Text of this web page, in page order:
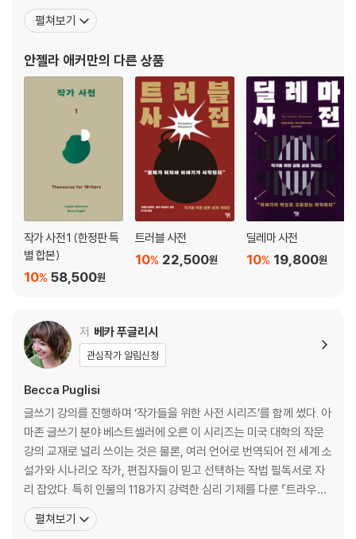
병/최면/추위/취함/치명적 위기/탈수/탈진/트라우마/호르몬 불균형/흥
부록
사전』과 흔한 배경부터 세계의 오지까지 220가지 디테일을 수록한
『디테일 사전』(도시 편·시골 편), 캐릭터에게 입힐 124가지 직업의
갈등 유형을 수록한 『딜레마 사전』은
펼쳐보기
안젤라 애커만의 다른 상품
작가 사전 1 (한정판 특
별 합본)
58,500원
10%
트러블 사전
22,500원
10%
딜레마 사전
19,800원
10%
저 베카 푸글리시
관심작가 알림신청
Becca Puglisi
글쓰기 강의를 진행하며 ‘작가들을 위한 사전 시리즈’를 함께 썼다. 아
마존 글쓰기 분야 베스트셀러에 오른 이 시리즈는 미국 대학의 작문
강의 교재로 널리 쓰이는 것은 물론, 여러 언어로 번역되어 전 세계 소
설가와 시나리오 작가, 편집자들이 믿고 선택하는 작법 필독서로 자
리 잡았다. 특히 인물의 118가지 강력한 심리 기제를 다룬 『트라우마
사전』과 흔한 배경부터 세계의 오지까지 220가지 디테일을 수록한
『디테일 사전』(도시 편·시골 편), 캐릭터에게 입힐 124가지 직업의
펼쳐보기